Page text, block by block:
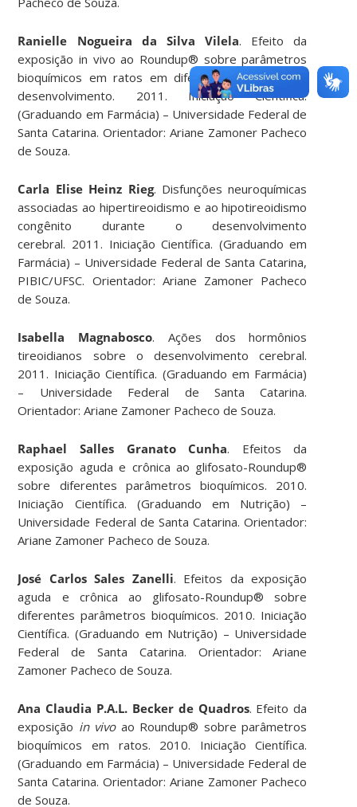
Ranielle Nogueira da Silva Vilela. Efeito da
exposição in vivo ao Roundup® sobre parâmetros
bioquímicos em ratos em diferentes estágios do
desenvolvimento. 2011. Iniciação Científica.
(Graduando em Farmácia) – Universidade Federal de
Santa Catarina. Orientador: Ariane Zamoner Pacheco
de Souza.
Carla Elise Heinz Rieg. Disfunções neuroquímicas
associadas ao hipertireoidismo e ao hipotireoidismo
congênito durante o desenvolvimento
cerebral. 2011. Iniciação Científica. (Graduando em
Farmácia) – Universidade Federal de Santa Catarina,
PIBIC/UFSC. Orientador: Ariane Zamoner Pacheco
de Souza.
Isabella Magnabosco. Ações dos hormônios
tireoidianos sobre o desenvolvimento cerebral.
2011. Iniciação Científica. (Graduando em Farmácia)
– Universidade Federal de Santa Catarina.
Orientador: Ariane Zamoner Pacheco de Souza.
Raphael Salles Granato Cunha. Efeitos da
exposição aguda e crônica ao glifosato-Roundup®
sobre diferentes parâmetros bioquímicos. 2010.
Iniciação Científica. (Graduando em Nutrição) –
Universidade Federal de Santa Catarina. Orientador:
Ariane Zamoner Pacheco de Souza.
José Carlos Sales Zanelli. Efeitos da exposição
aguda e crônica ao glifosato-Roundup® sobre
diferentes parâmetros bioquímicos. 2010. Iniciação
Científica. (Graduando em Nutrição) – Universidade
Federal de Santa Catarina. Orientador: Ariane
Zamoner Pacheco de Souza.
Ana Claudia P.A.L. Becker de Quadros. Efeito da
exposição in vivoao Roundup® sobre parâmetros
bioquímicos em ratos. 2010. Iniciação Científica.
(Graduando em Farmácia) – Universidade Federal de
Santa Catarina. Orientador: Ariane Zamoner Pacheco
de Souza.